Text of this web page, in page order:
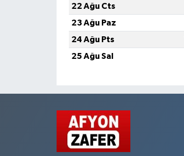
22 Ağu Cts
23 Ağu Paz
24 Ağu Pts
25 Ağu Sal